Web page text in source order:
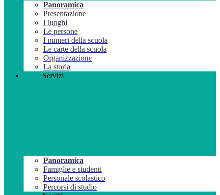
Panoramica
Presentazione
I luoghi
Le persone
I numeri della scuola
Le carte della scuola
Organizzazione
La storia
Servizi
Panoramica
Famiglie e studenti
Personale scolastico
Percorsi di studio